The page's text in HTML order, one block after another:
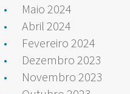
Maio 2024
Abril 2024
Fevereiro 2024
Dezembro 2023
Novembro 2023